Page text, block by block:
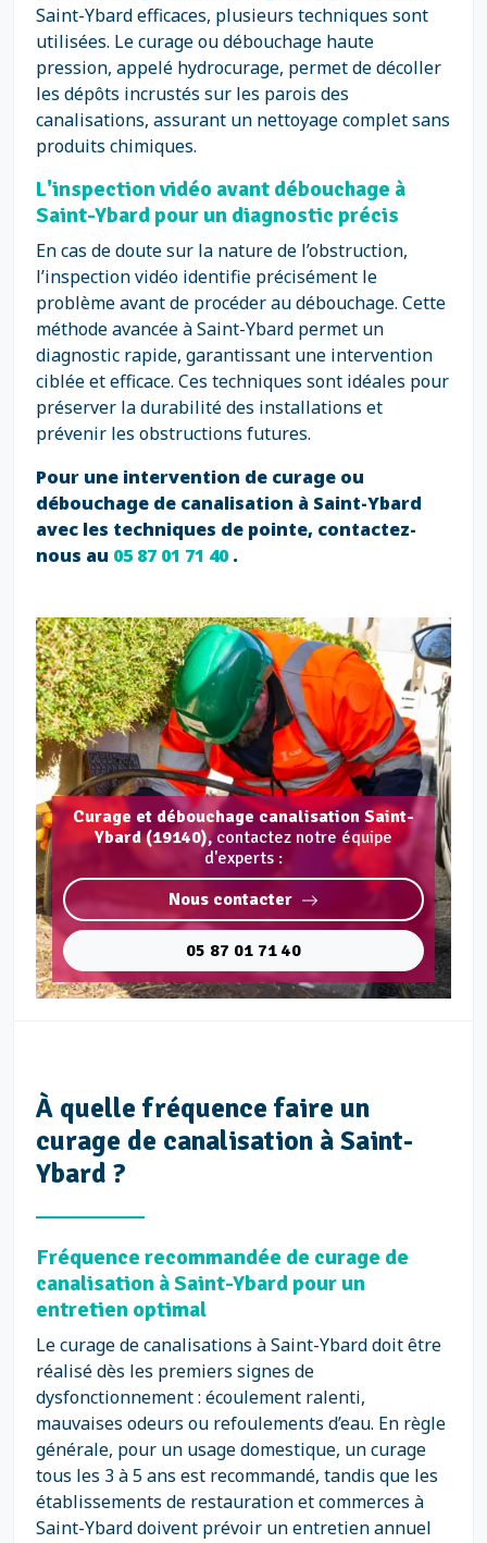
Saint-Ybard efficaces, plusieurs techniques sont
utilisées. Le curage ou débouchage haute
pression, appelé hydrocurage, permet de décoller
les dépôts incrustés sur les parois des
canalisations, assurant un nettoyage complet sans
produits chimiques.
L'inspection vidéo avant débouchage à
Saint-Ybard pour un diagnostic précis
En cas de doute sur la nature de l’obstruction,
l’inspection vidéo identifie précisément le
problème avant de procéder au débouchage. Cette
méthode avancée à Saint-Ybard permet un
diagnostic rapide, garantissant une intervention
ciblée et efficace. Ces techniques sont idéales pour
préserver la durabilité des installations et
prévenir les obstructions futures.
Pour une intervention de curage ou
débouchage de canalisation à Saint-Ybard
avec les techniques de pointe, contactez-
nous au 05 87 01 71 40.
Curage et débouchage canalisation Saint-
Ybard (19140),contactez notre équipe
d'experts :
Nous contacter
05 87 01 71 40
À quelle fréquence faire un
curage de canalisation à Saint-
Ybard ?
Fréquence recommandée de curage de
canalisation à Saint-Ybard pour un
entretien optimal
Le curage de canalisations à Saint-Ybard doit être
réalisé dès les premiers signes de
dysfonctionnement : écoulement ralenti,
mauvaises odeurs ou refoulements d’eau. En règle
générale, pour un usage domestique, un curage
tous les 3 à 5 ans est recommandé, tandis que les
établissements de restauration et commerces à
Saint-Ybard doivent prévoir un entretien annuel